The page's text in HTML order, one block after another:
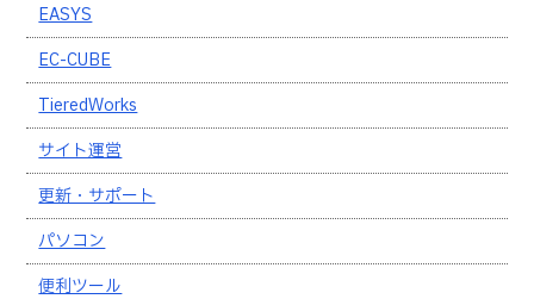
EASYS
EC-CUBE
TieredWorks
サイト運営
更新・サポート
パソコン
便利ツール